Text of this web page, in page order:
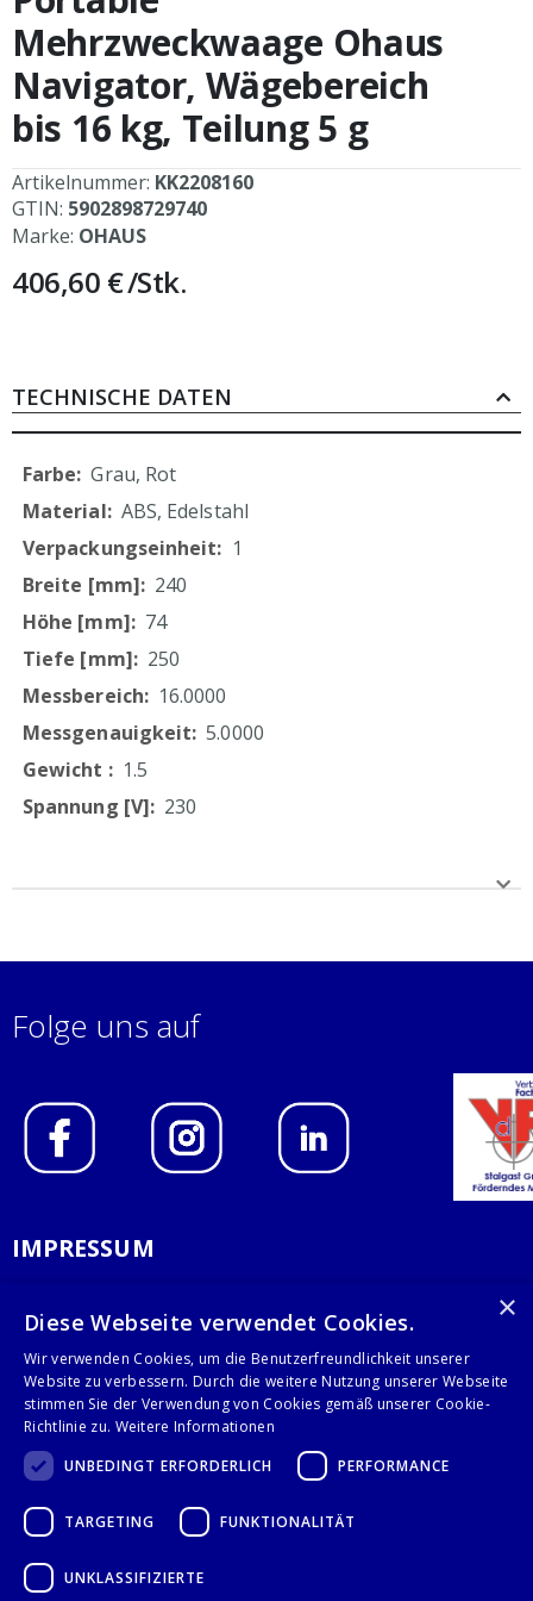
der
Bildergalerie
springen
Mehrzweckwaage Ohaus
Navigator, Wägebereich
bis 16 kg, Teilung 5 g
Artikelnummer: KK2208160
GTIN: 5902898729740
Marke: OHAUS
406,60 €/Stk.
TECHNISCHE DATEN
Mehr
Informationen
Grau, Rot
ABS, Edelstahl
1
240
74
250
16.0000
5.0000
1.5
230
Folge uns auf
IMPRESSUM
AGB
KONTAKT
Stalgast GmbH
28359 Bremen
+49 421 408844-0
×
Diese Webseite verwendet Cookies.
Wir verwenden Cookies, um die Benutzerfreundlichkeit unserer
Website zu verbessern. Durch die weitere Nutzung unserer Webseite
stimmen Sie der Verwendung von Cookies gemäß unserer Cookie-
Richtlinie zu. Weitere Informationen
UNBEDINGT ERFORDERLICH
PERFORMANCE
TARGETING FUNKTIONALITÄT
UNKLASSIFIZIERTE